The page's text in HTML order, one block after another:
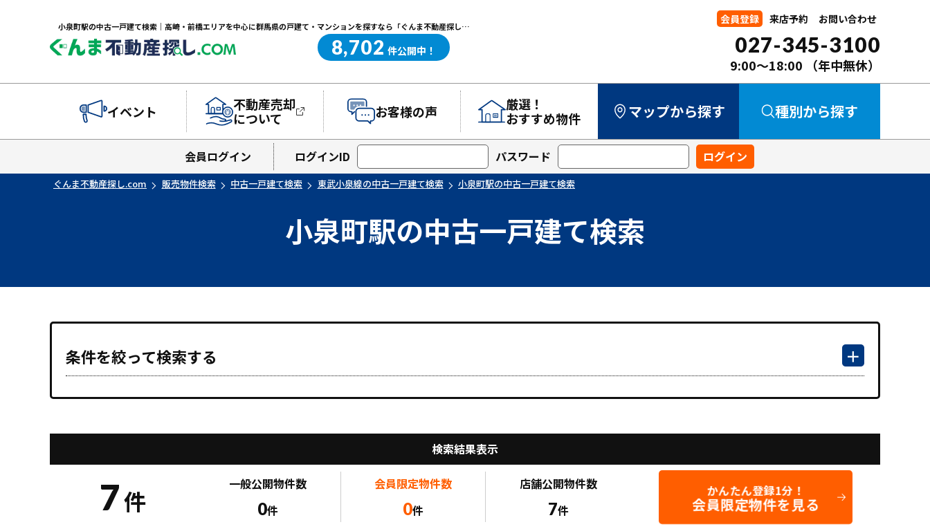
小泉町駅の中古一戸建て検索｜高崎・前橋エリアを中心に群馬県の戸建て・マンションを探すなら「ぐんま不動産探し.com」
ぐんま不動産探し.com
8,702 件公開中！
会員登録 来店予約 お問い合わせ
027-345-3100
9:00～18:00 （年中無休）
イベント
不動産売却
について
お客様の声
厳選！
おすすめ物件
マップから探す 種別から探す
中古一戸建て
新築一戸建て
中古マンション
土地
事業用
会員ログイン ログインID パスワード
ぐんま不動産探し.com 販売物件検索 中古一戸建て検索 東武小泉線の中古一戸建て検索 小泉町駅の中古一戸建て検索
小泉町駅の中古一戸建て検索
条件を絞って検索する
検索結果表示
7件
一般公開物件数
0件
会員限定物件数
0件
店舗公開物件数
7件
かんたん登録1分！
会員限定物件を見る